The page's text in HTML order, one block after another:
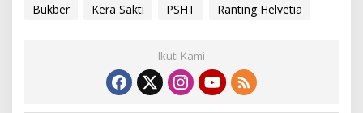
Bukber Kera Sakti PSHT Ranting Helvetia
Ikuti Kami